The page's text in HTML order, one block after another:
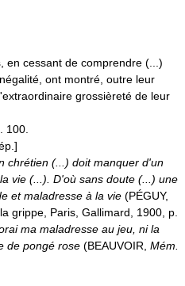
en cessant de comprendre (...)
ont montré, outre leur
grossièreté de leur
100.
chrétien (...) doit manquer d'un
vie (...). D'où sans doute (...) une
et maladresse à la vie (PÉGUY,
la grippe, Paris, Gallimard, 1900, p.
ma maladresse au jeu, ni la
de pongé rose (BEAUVOIR, Mém.